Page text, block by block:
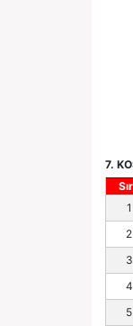
7.
1
2
3
4
5